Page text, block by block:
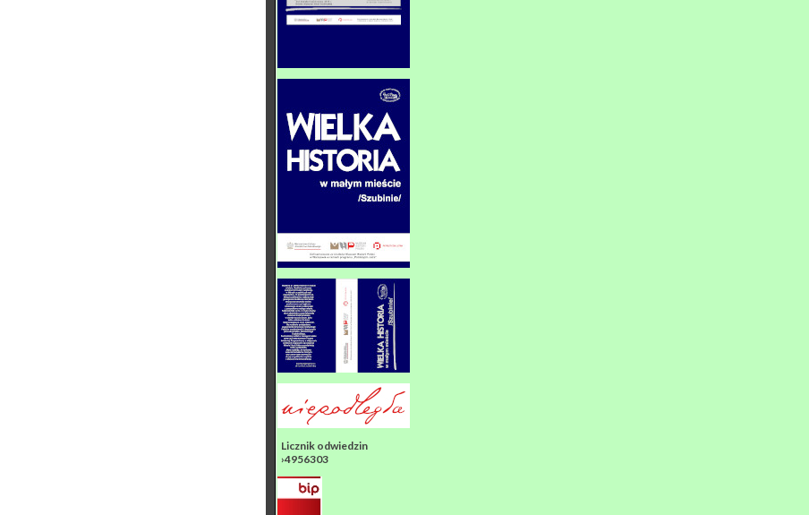
Licznik odwiedzin
›4956303